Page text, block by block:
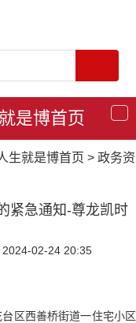
是博首页
导
航
生就是博首页 > 政务资
紧急通知-尊龙凯时
2024-02-24 20:35
区西善桥街道一住宅小区